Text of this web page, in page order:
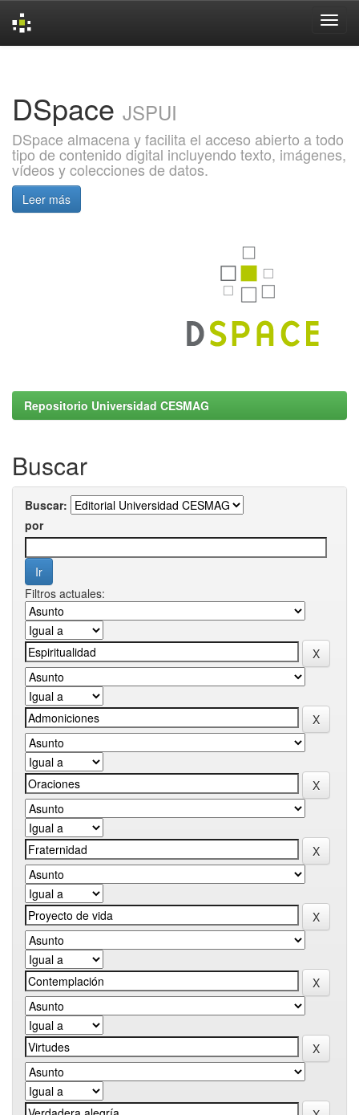
DSpace JSPUI
DSpace almacena y facilita el acceso abierto a todo
tipo de contenido digital incluyendo texto, imágenes,
vídeos y colecciones de datos.
Leer más
Repositorio Universidad CESMAG
Buscar
Buscar:
por
Filtros actuales: